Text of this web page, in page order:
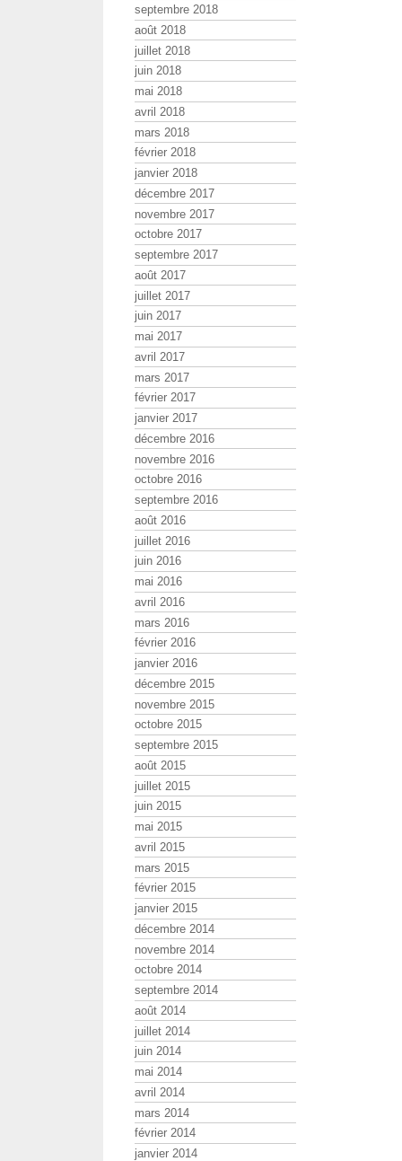
septembre 2018
août 2018
juillet 2018
juin 2018
mai 2018
avril 2018
mars 2018
février 2018
janvier 2018
décembre 2017
novembre 2017
octobre 2017
septembre 2017
août 2017
juillet 2017
juin 2017
mai 2017
avril 2017
mars 2017
février 2017
janvier 2017
décembre 2016
novembre 2016
octobre 2016
septembre 2016
août 2016
juillet 2016
juin 2016
mai 2016
avril 2016
mars 2016
février 2016
janvier 2016
décembre 2015
novembre 2015
octobre 2015
septembre 2015
août 2015
juillet 2015
juin 2015
mai 2015
avril 2015
mars 2015
février 2015
janvier 2015
décembre 2014
novembre 2014
octobre 2014
septembre 2014
août 2014
juillet 2014
juin 2014
mai 2014
avril 2014
mars 2014
février 2014
janvier 2014